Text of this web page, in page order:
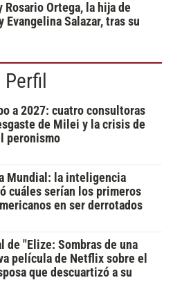
Rosario Ortega, la hija de
Evangelina Salazar, tras su
a 2027: cuatro consultoras
de Milei y la crisis de
peronismo
Mundial: la inteligencia
cuáles serían los primeros
en ser derrotados
de "Elize: Sombras de una
película de Netflix sobre el
que descuartizó a su